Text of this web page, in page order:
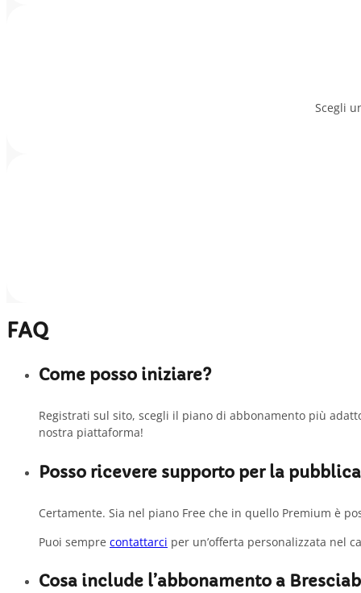
Scegli
FAQ
Come posso iniziare?
Registrati sul sito, scegli il piano di abbonamento più
nostra piattaforma!
Posso ricevere supporto per la
Certamente. Sia nel piano Free che in quello Premium è
Puoi sempre contattarci per un’offerta personalizzata nel
Cosa include l’abbonamento a